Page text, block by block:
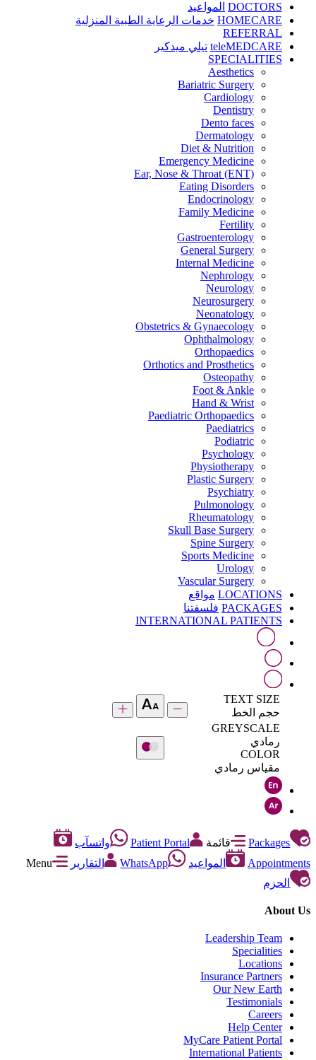
DOCTORS المواعيد
HOMECARE خدمات الرعاية الطبية المنزلية
REFERRAL
teleMEDCARE تيلي ميدكير
SPECIALITIES
Aesthetics
Bariatric Surgery
Cardiology
Dentistry
Dento faces
Dermatology
Diet & Nutrition
Emergency Medicine
Ear, Nose & Throat (ENT)
Eating Disorders
Endocrinology
Family Medicine
Fertility
Gastroenterology
General Surgery
Internal Medicine
Nephrology
Neurology
Neurosurgery
Neonatology
Obstetrics & Gynaecology
Ophthalmology
Orthopaedics
Orthotics and Prosthetics
Osteopathy
Foot & Ankle
Hand & Wrist
Paediatric Orthopaedics
Paediatrics
Podiatric
Psychology
Physiotherapy
Plastic Surgery
Psychiatry
Pulmonology
Rheumatology
Skull Base Surgery
Spine Surgery
Sports Medicine
Urology
Vascular Surgery
LOCATIONS مواقع
PACKAGES فلسفتنا
INTERNATIONAL PATIENTS
TEXT SIZE
حجم الخط
GREYSCALE
رمادي
COLOR
مقياس رمادي
Packages قائمة Patient Portal
واتسآب
Appointments
المواعيد WhatsApp التقارير
Menu
الحزم
About Us
Leadership Team
Specialities
Locations
Insurance Partners
Our New Earth
Testimonials
Careers
Help Center
MyCare Patient Portal
International Patients